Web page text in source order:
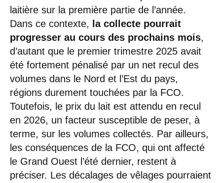
laitière sur la première partie de l’année.
Dans ce contexte,
la collecte pourrait
progresser au cours des prochains mois,
d’autant que le premier trimestre 2025 avait
été fortement pénalisé par un net recul des
volumes dans le Nord et l’Est du pays,
régions durement touchées par la FCO.
Toutefois, le prix du lait est attendu en recul
en 2026, un facteur susceptible de peser, à
terme, sur les volumes collectés. Par ailleurs,
les conséquences de la FCO, qui ont affecté
le Grand Ouest l’été dernier, restent à
préciser. Les décalages de vêlages pourraient